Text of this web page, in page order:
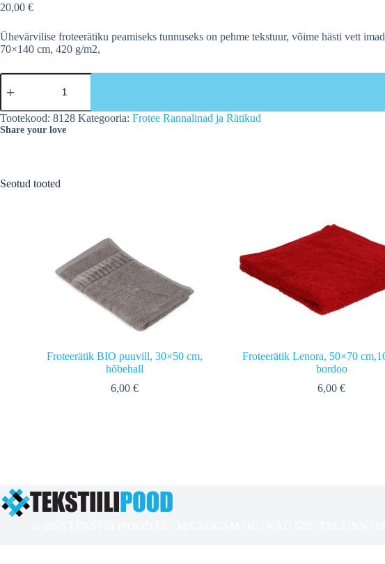
20,00 €
Ühevärvilise froteerätiku peamiseks tunnuseks on pehme tekstuur, võime hästi vett
70×140 cm, 420 g/m2,
Froteerätik
TAMARA,
osaline
komplekt,
Tootekood: 8128 Kategooria: Frotee Rannalinad ja Rätikud
Share your love
Seotud tooted
Froteerätik BIO puuvill, 30×50 cm,
hõbehall
6,00 €
Froteerätik Lenora, 50×70
bordoo
6,00€